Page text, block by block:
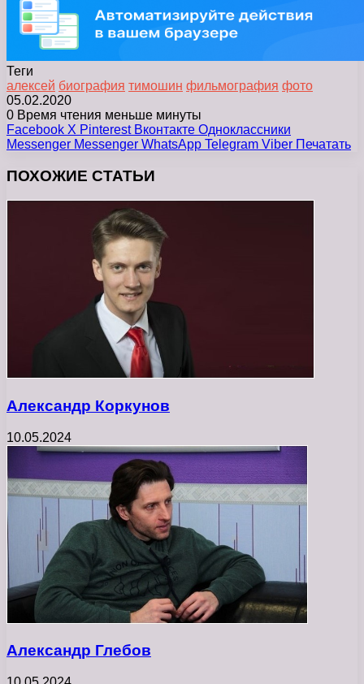
Теги
алексей биография тимошин фильмография фото
05.02.2020
0 Время чтения меньше минуты
Facebook X Pinterest Вконтакте Одноклассники
Messenger Messenger WhatsApp Telegram Viber Печатать
ПОХОЖИЕ СТАТЬИ
Александр Коркунов
10.05.2024
Александр Глебов